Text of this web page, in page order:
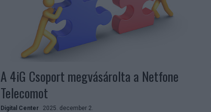
A 4iG Csoport megvásárolta a Netfone
Telecomot
Digital Center 2025. december 2.